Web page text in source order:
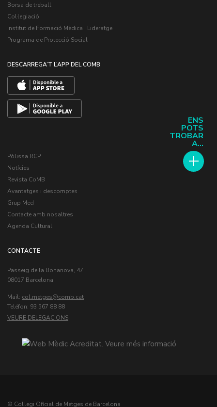
ENS
POTS
TROBAR
A...
Borsa de treball
Col·legiació
Institut de Formació Mèdica i Lideratge
Programa de Protecció Social
DESCARREGA’T L’APP DEL COMB
Pòlissa RCP
Notícies
Revista CoMB
Avantatges i descomptes
Grup Med
Contacte amb nosaltres
Agenda Cultural
CONTACTE
Passeig de la Bonanova, 47
08017 Barcelona
Mail: col.metges
Teléfon: 93 567 88 88
VEURE DELEGACIONS
© Col·legi Oficial de Metges de Barcelona